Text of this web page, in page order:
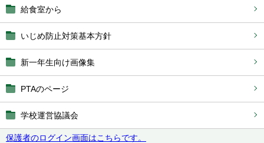
給食室から
いじめ防止対策基本方針
新一年生向け画像集
PTAのページ
学校運営協議会
保護者のログイン画面はこちらです。